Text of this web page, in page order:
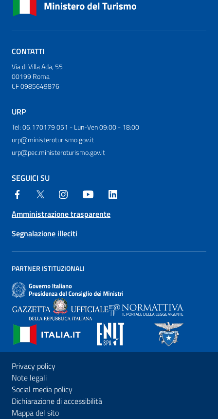
CONTATTI
Via di Villa Ada, 55
00199 Roma
CF 0985649876
URP
Tel: 06.170179 051 - Lun-Ven 09:00 - 18:00
urp@ministeroturismo.gov.it
urp@pec.ministeroturismo.gov.it
SEGUICI SU
Amministrazione trasparente
Segnalazione illeciti
PARTNER ISTITUZIONALI
Privacy policy
Note legali
Social media policy
Dichiarazione di accessibilità
Mappa del sito